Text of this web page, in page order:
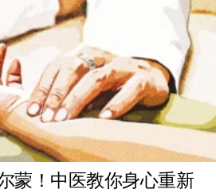
蒙！中医教你身心重新